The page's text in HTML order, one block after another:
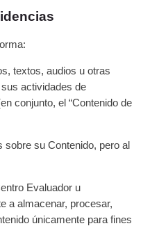
textos, audios u otras
actividades de
conjunto, el “Contenido de
su Contenido, pero al
Evaluador u
a almacenar, procesar,
únicamente para fines